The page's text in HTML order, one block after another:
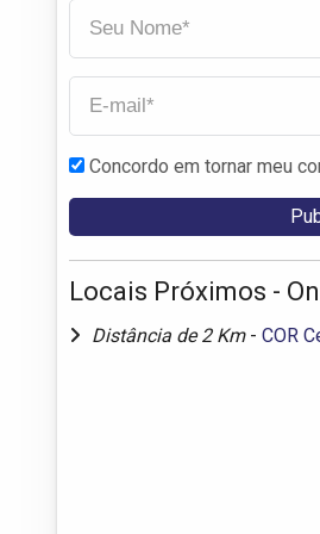
Concordo em tornar meu
Locais Próximos -
Distância de 2 Km - COR